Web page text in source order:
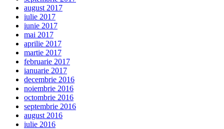
august 2017
iulie 2017
iunie 2017
mai 2017
aprilie 2017
martie 2017
februarie 2017
ianuarie 2017
decembrie 2016
noiembrie 2016
octombrie 2016
septembrie 2016
august 2016
iulie 2016